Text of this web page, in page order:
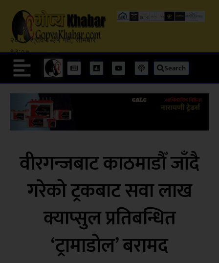
२०८३ श्रावण २५ गते, सोमबार
१३:०५
Search
वीरगन्जबाट काठमाडौँ जाँदै
गरेको ट्रकबाट सवा लाख
क्याप्सुल प्रतिबन्धित
‘ट्रामाडोल’ बरामद